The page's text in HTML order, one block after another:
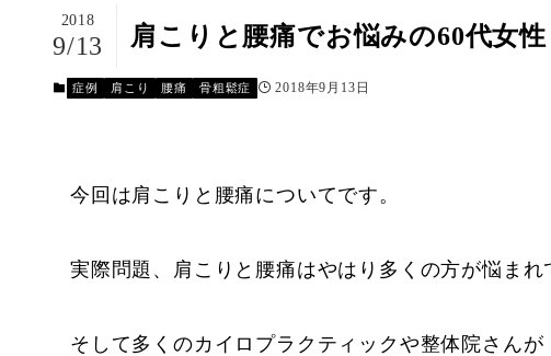
肩こりと腰痛でお悩みの60代女性
2018
9/13
症例 肩こり 腰痛 骨粗鬆症 2018年9月13日
今回は肩こりと腰痛についてです。
実際問題、肩こりと腰痛はやはり多くの方が悩まれ
そして多くのカイロプラクティックや整体院さん